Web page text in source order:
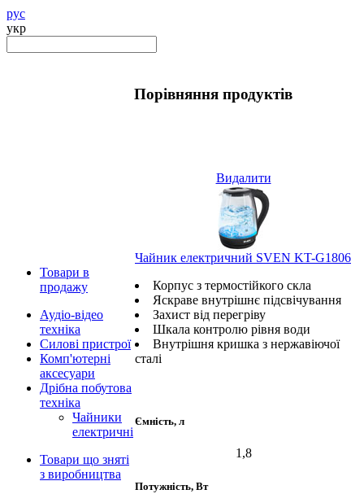
рус
укр
Товари в
продажу
Аудіо-відео
техніка
Силові пристрої
Комп'ютерні
аксесуари
Дрібна побутова
техніка
Чайники
електричні
Товари що зняті
з виробництва
Порівняння продуктів
Видалити
Чайник електричний SVEN KT-G1806
Корпус з термостійкого скла
Яскраве внутрішнє підсвічування
Захист від перегріву
Шкала контролю рівня води
Внутрішня кришка з нержавіючої
сталі
Ємність, л
1,8
Потужність, Вт